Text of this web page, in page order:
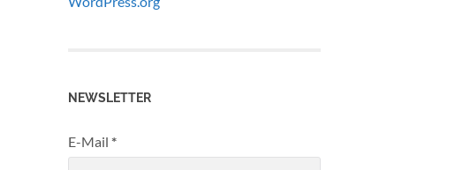
NEWSLETTER
E-Mail *